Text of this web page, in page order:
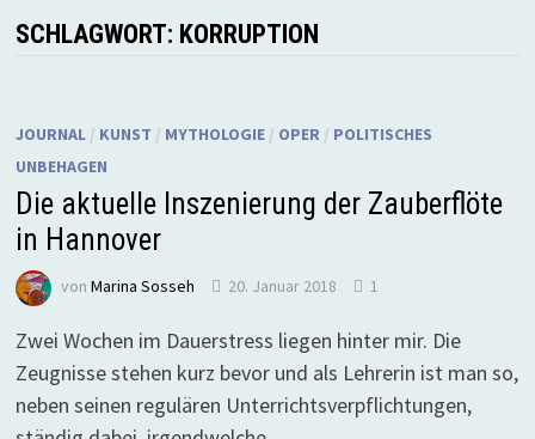
SCHLAGWORT: KORRUPTION
JOURNAL/ KUNST / MYTHOLOGIE/ OPER / POLITISCHES
UNBEHAGEN
Die aktuelle Inszenierung der Zauberflöte
in Hannover
von Marina Sosseh 20. Januar 2018 1
Zwei Wochen im Dauerstress liegen hinter mir. Die
Zeugnisse stehen kurz bevor und als Lehrerin ist man so,
neben seinen regulären Unterrichtsverpflichtungen,